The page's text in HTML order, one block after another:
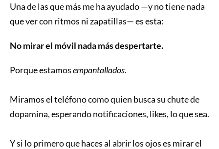
Una de las que más me ha ayudado —y no tiene nada
que ver con ritmos ni zapatillas— es esta:
No mirar el móvil nada más despertarte.
Porque estamosempantallados.
Miramos el teléfono como quien busca su chute de
dopamina, esperando notificaciones, likes, lo que sea.
Y si lo primero que haces al abrir los ojos es mirar el